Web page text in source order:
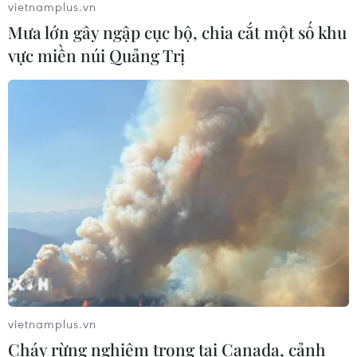
sản giải quyết vướng mắc trên thực
tiễn
04/08/2026 13:10
Đề xuất 5 nhóm chính sách sửa đổi
Luật Trưng mua, trưng dụng tài sản
CƠ QUAN CHỦ QUẢN: THÔNG TẤN XÃ VIỆT NAM
vietnamplus.vn
Mưa lớn gây ngập cục bộ, chia cắt một số khu
vực miền núi Quảng Trị
vietnamplus.vn
Cháy rừng nghiêm trọng tại Canada, cảnh